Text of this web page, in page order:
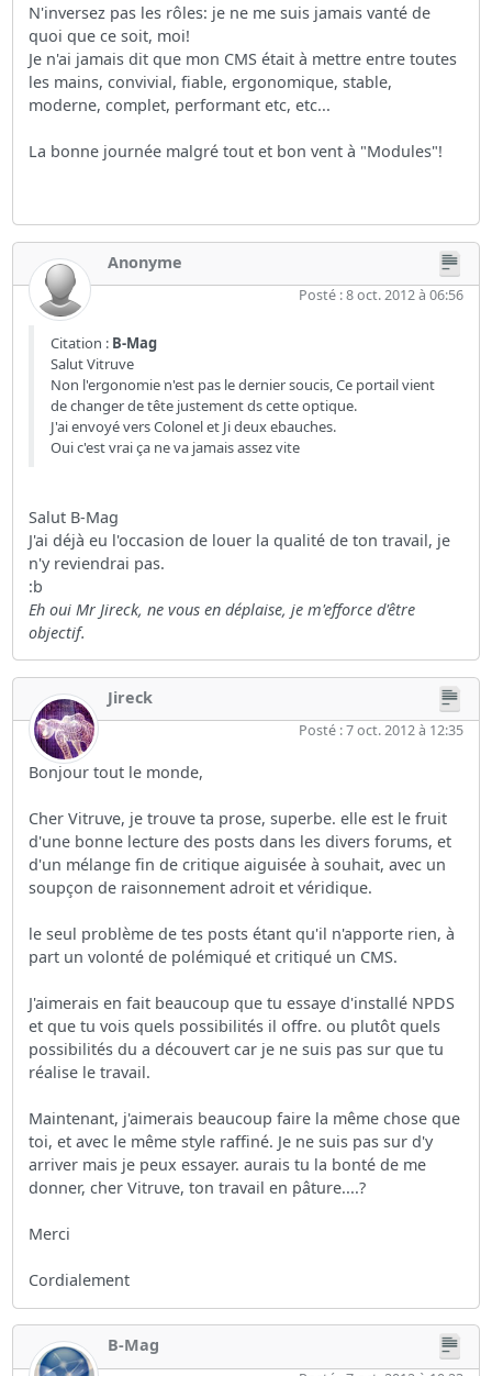
N'inversez pas les rôles: je ne me suis jamais vanté de
quoi que ce soit, moi!
Je n'ai jamais dit que mon CMS était à mettre entre toutes
les mains, convivial, fiable, ergonomique, stable,
moderne, complet, performant etc, etc...
La bonne journée malgré tout et bon vent à "Modules"!
Anonyme
Posté : 8 oct. 2012 à 06:56
Citation : B-Mag
Salut Vitruve
Non l'ergonomie n'est pas le dernier soucis, Ce portail vient
de changer de tête justement ds cette optique.
J'ai envoyé vers Colonel et Ji deux ebauches.
Oui c'est vrai ça ne va jamais assez vite
Salut B-Mag
J'ai déjà eu l'occasion de louer la qualité de ton travail, je
n'y reviendrai pas.
:b
Eh oui Mr Jireck, ne vous en déplaise, je m'efforce d'être
objectif.
Jireck
Posté : 7 oct. 2012 à 12:35
Bonjour tout le monde,
Cher Vitruve, je trouve ta prose, superbe. elle est le fruit
d'une bonne lecture des posts dans les divers forums, et
d'un mélange fin de critique aiguisée à souhait, avec un
soupçon de raisonnement adroit et véridique.
le seul problème de tes posts étant qu'il n'apporte rien, à
part un volonté de polémiqué et critiqué un CMS.
J'aimerais en fait beaucoup que tu essaye d'installé NPDS
et que tu vois quels possibilités il offre. ou plutôt quels
possibilités du a découvert car je ne suis pas sur que tu
réalise le travail.
Maintenant, j'aimerais beaucoup faire la même chose que
toi, et avec le même style raffiné. Je ne suis pas sur d'y
arriver mais je peux essayer. aurais tu la bonté de me
donner, cher Vitruve, ton travail en pâture....?
Merci
Cordialement
B-Mag